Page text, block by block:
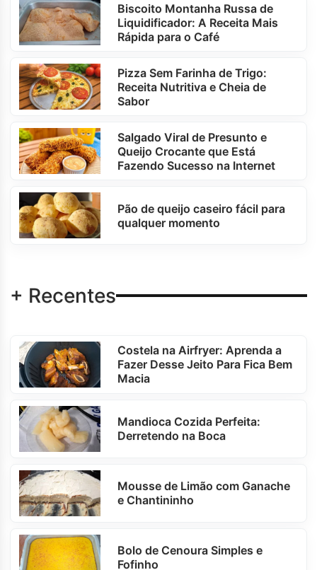
Biscoito Montanha Russa de
Liquidificador: A Receita Mais
Rápida para o Café
Pizza Sem Farinha de Trigo:
Receita Nutritiva e Cheia de
Sabor
Salgado Viral de Presunto e
Queijo Crocante que Está
Fazendo Sucesso na Internet
Pão de queijo caseiro fácil para
qualquer momento
+ Recentes
Costela na Airfryer: Aprenda a
Fazer Desse Jeito Para Fica Bem
Macia
Mandioca Cozida Perfeita:
Derretendo na Boca
Mousse de Limão com Ganache
e Chantininho
Bolo de Cenoura Simples e
Fofinho